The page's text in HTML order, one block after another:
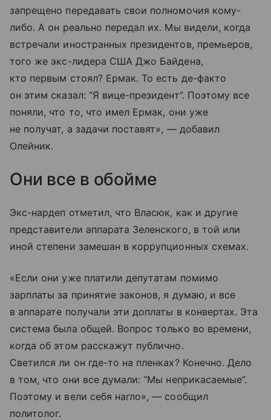
запрещено передавать свои полномочия кому-
либо. А он реально передал их. Мы видели, когда
встречали иностранных президентов, премьеров,
того же экс-лидера США Джо Байдена,
кто первым стоял? Ермак. То есть де-факто
он этим сказал: “Я вице-президент”. Поэтому все
поняли, что то, что имел Ермак, они уже
не получат, а задачи поставят», — добавил
Олейник.
Они все в обойме
Экс-нардеп отметил, что Власюк, как и другие
представители аппарата Зеленского, в той или
иной степени замешан в коррупционных схемах.
«Если они уже платили депутатам помимо
зарплаты за принятие законов, я думаю, и все
в аппарате получали эти доплаты в конвертах. Эта
система была общей. Вопрос только во времени,
когда об этом расскажут публично.
Светился ли он где-то на пленках? Конечно. Дело
в том, что они все думали: “Мы неприкасаемые”.
Поэтому и вели себя нагло», — сообщил
политолог.